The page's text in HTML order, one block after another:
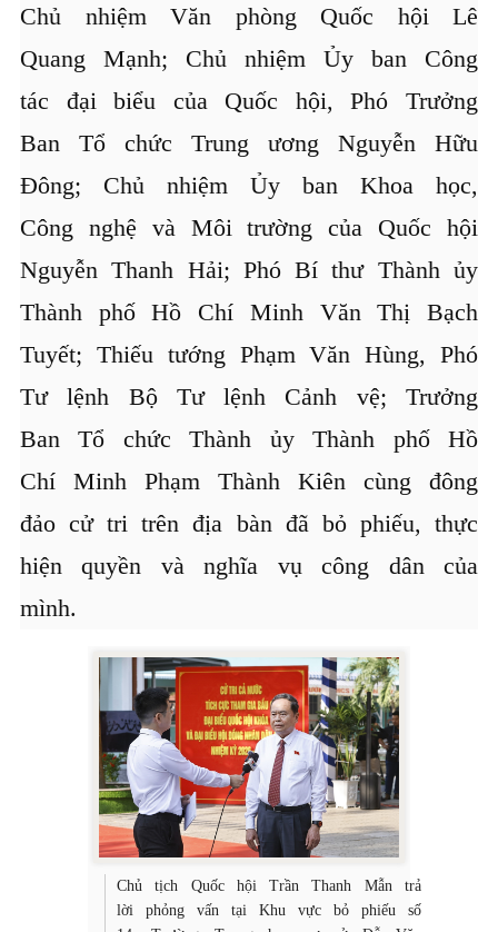
Chủ nhiệm Văn phòng Quốc hội Lê
Quang Mạnh; Chủ nhiệm Ủy ban Công
tác đại biểu của Quốc hội, Phó Trưởng
Ban Tổ chức Trung ương Nguyễn Hữu
Đông; Chủ nhiệm Ủy ban Khoa học,
Công nghệ và Môi trường của Quốc hội
Nguyễn Thanh Hải; Phó Bí thư Thành ủy
Thành phố Hồ Chí Minh Văn Thị Bạch
Tuyết; Thiếu tướng Phạm Văn Hùng, Phó
Tư lệnh Bộ Tư lệnh Cảnh vệ; Trưởng
Ban Tổ chức Thành ủy Thành phố Hồ
Chí Minh Phạm Thành Kiên cùng đông
đảo cử tri trên địa bàn đã bỏ phiếu, thực
hiện quyền và nghĩa vụ công dân của
mình.
Chủ tịch Quốc hội Trần Thanh Mẫn trả
lời phỏng vấn tại Khu vực bỏ phiếu số